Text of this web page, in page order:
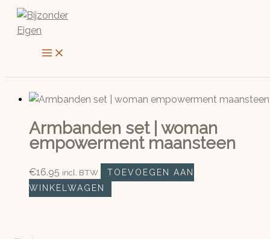
naar
Armbanden set | woman
empowerment maansteen
€16.95 incl. BTW
TOEVOEGEN AAN
WINKELWAGEN